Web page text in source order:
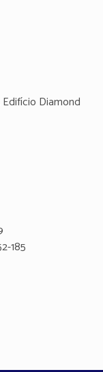
Edifício Diamond
185